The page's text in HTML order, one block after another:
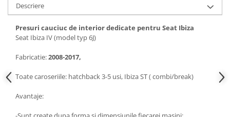
Descriere
Presuri cauciuc de interior dedicate pentru Seat Ibiza
Seat Ibiza IV (model typ 6J)
Fabricatie:2008-2017,
Toate caroseriile: hatchback 3-5 usi, Ibiza ST ( combi/break)
Avantaje: